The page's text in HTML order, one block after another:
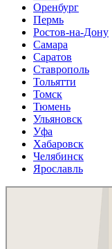
Оренбург
Пермь
Ростов-на-Дону
Самара
Саратов
Ставрополь
Тольятти
Томск
Тюмень
Ульяновск
Уфа
Хабаровск
Челябинск
Ярославль